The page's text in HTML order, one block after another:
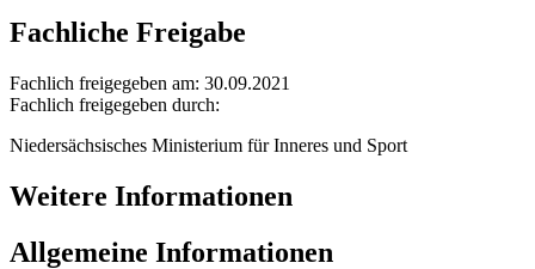
Fachliche Freigabe
Fachlich freigegeben am: 30.09.2021
Fachlich freigegeben durch:
Niedersächsisches Ministerium für Inneres und Sport
Weitere Informationen
Allgemeine Informationen